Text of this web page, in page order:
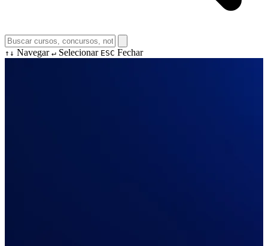
↑↓ Navegar ↵ Selecionar ESC Fechar